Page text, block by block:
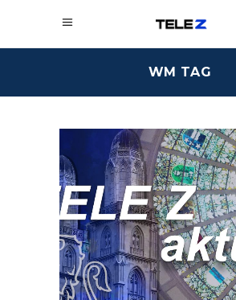
WM TAG